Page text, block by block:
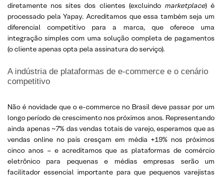
diretamente nos sites dos clientes (excluindo marketplace) é
processado pela Yapay. Acreditamos que essa também seja um
diferencial competitivo para a marca, que oferece uma
integração simples com uma solução completa de pagamentos
(o cliente apenas opta pela assinatura do serviço).
A indústria de plataformas de e-commerce e o cenário
competitivo
Não é novidade que o e-commerce no Brasil deve passar por um
longo período de crescimento nos próximos anos. Representando
ainda apenas ~7% das vendas totais de varejo, esperamos que as
vendas online no país cresçam em média +19% nos próximos
cinco anos – e acreditamos que as plataformas de comércio
eletrônico para pequenas e médias empresas serão um
facilitador essencial importante para que pequenos varejistas